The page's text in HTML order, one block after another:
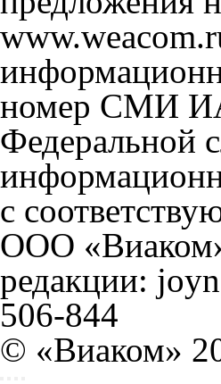
номер СМИ
Федеральной
с
ООО
редакции:
506-844
© «Виаком»